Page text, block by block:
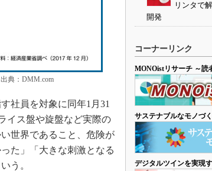
典：DMM.com
社員を対象に同年1月31
イス盤や旋盤など実際の
世界であること、危険が
た」「大きな刺激となる
う。
リンタで
開発
コーナーリンク
MONOistリサーチ ～読
サステナブルなモノづ
デジタルツインを実現